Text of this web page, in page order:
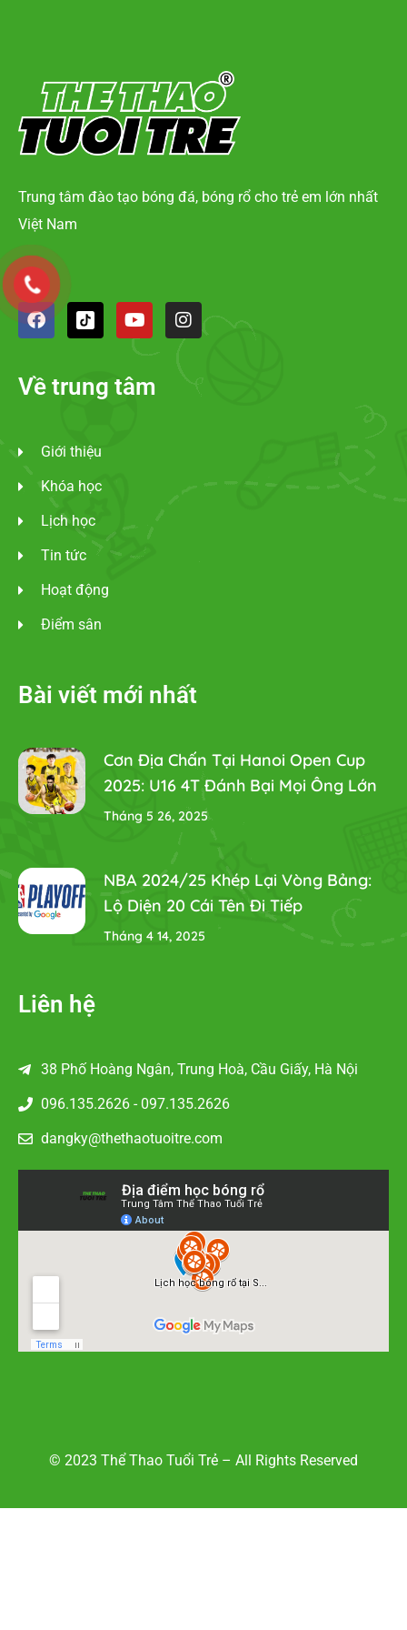
Trung tâm đào tạo bóng đá, bóng rổ cho trẻ em lớn nhất
Việt Nam
Về trung tâm
Giới thiệu
Khóa học
Lịch học
Tin tức
Hoạt động
Điểm sân
Bài viết mới nhất
Cơn Địa Chấn Tại Hanoi Open Cup
2025: U16 4T Đánh Bại Mọi Ông Lớn
Tháng 5 26, 2025
NBA 2024/25 Khép Lại Vòng Bảng:
Lộ Diện 20 Cái Tên Đi Tiếp
Tháng 4 14, 2025
Liên hệ
38 Phố Hoàng Ngân, Trung Hoà, Cầu Giấy, Hà Nội
096.135.2626 - 097.135.2626
dangky@thethaotuoitre.com
© 2023 Thể Thao Tuổi Trẻ – All Rights Reserved